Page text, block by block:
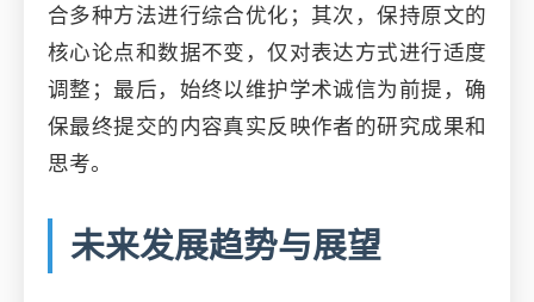
合多种方法进行综合优化；其次，保持原文的
核心论点和数据不变，仅对表达方式进行适度
调整；最后，始终以维护学术诚信为前提，确
保最终提交的内容真实反映作者的研究成果和
思考。
未来发展趋势与展望